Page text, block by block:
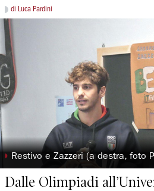
di Luca Pardini
◗ Restivo e Zazzeri (a destra, foto
Dalle Olimpiadi